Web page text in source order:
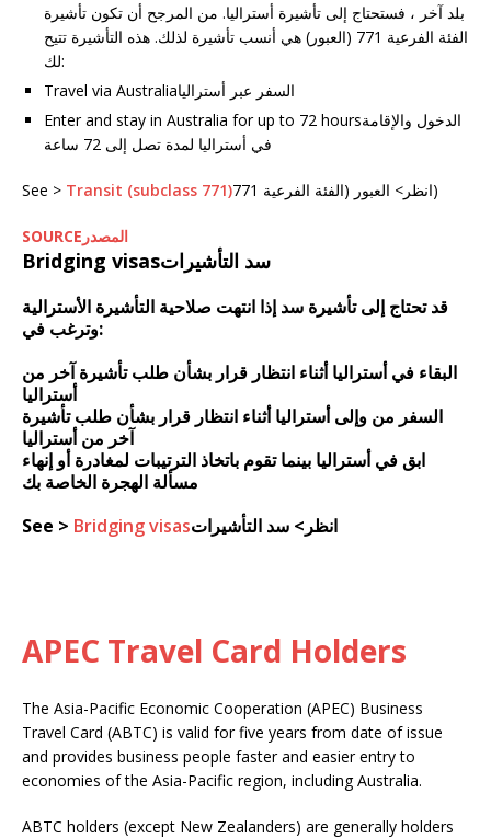
بلد آخر ، فستحتاج إلى تأشيرة أستراليا. من المرجح أن تكون تأشيرة
الفئة الفرعية 771 (العبور) هي أنسب تأشيرة لذلك. هذه التأشيرة تتيح
لك:
Travel via Australiaالسفر عبر أستراليا
Enter and stay in Australia for up to 72 hoursالدخول والإقامة
في أستراليا لمدة تصل إلى 72 ساعة
See > Transit (subclass 771) انظر> العبور (الفئة الفرعية 771)
SOURCEالمصدر
Bridging visasسد التأشيرات
قد تحتاج إلى تأشيرة سد إذا انتهت صلاحية التأشيرة الأسترالية
وترغب في:
البقاء في أستراليا أثناء انتظار قرار بشأن طلب تأشيرة آخر من
أستراليا
السفر من وإلى أستراليا أثناء انتظار قرار بشأن طلب تأشيرة
آخر من أستراليا
ابق في أستراليا بينما تقوم باتخاذ الترتيبات لمغادرة أو إنهاء
مسألة الهجرة الخاصة بك
See > Bridging visasانظر> سد التأشيرات
APEC Travel Card Holders
The Asia-Pacific Economic Cooperation (APEC) Business
Travel Card (ABTC) is valid for five years from date of issue
and provides business people faster and easier entry to
economies of the Asia-Pacific region, including Australia.
ABTC holders (except New Zealanders) are generally holders